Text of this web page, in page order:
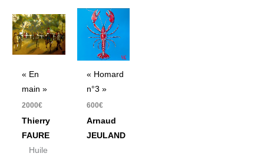
« En
main »
2000€
Thierry
FAURE
Huile
« Homard
n°3 »
600€
Arnaud
JEULAND